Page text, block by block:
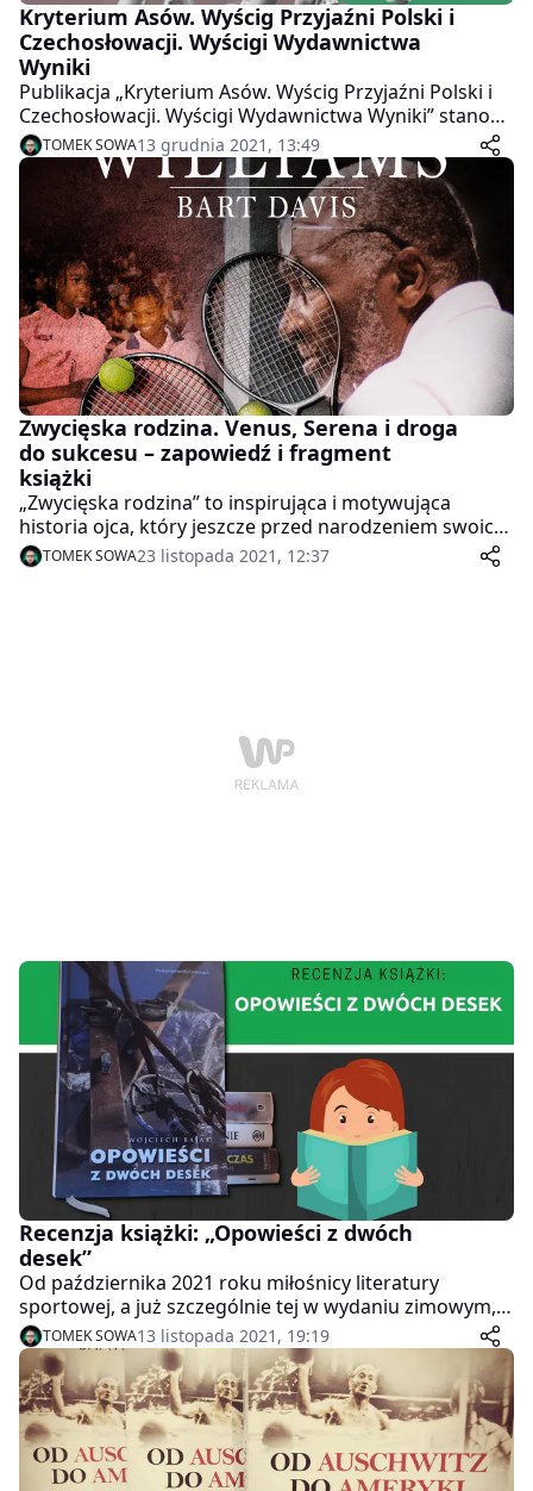
Kryterium Asów. Wyścig Przyjaźni Polski i
Czechosłowacji. Wyścigi Wydawnictwa
Wyniki
Publikacja „Kryterium Asów. Wyścig Przyjaźni Polski i
Czechosłowacji. Wyścigi Wydawnictwa Wyniki” stanowi
mariaż ogromnej wiedzy sportowej red. Henryka
Grzonki i bogatych zbiorów Biblioteki Śląskiej.
TOMEK SOWA13 grudnia 2021, 13:49
Zwycięska rodzina. Venus, Serena i droga
do sukcesu – zapowiedź i fragment
książki
„Zwycięska rodzina” to inspirująca i motywująca
historia ojca, który jeszcze przed narodzeniem swoich
córek – Venus i Sereny – przygotował dla nich odważny
plan na życie, który realizowany systematycznie i
TOMEK SOWA23 listopada 2021, 12:37
Recenzja książki: „Opowieści z dwóch
desek”
Od października 2021 roku miłośnicy literatury
sportowej, a już szczególnie tej w wydaniu zimowym,
mogą sięgnąć po „Opowieści z dwóch desek”
autorstwa Wojciecha Bajaka – książki nieprzeciętnej.
TOMEK SOWA13 listopada 2021, 19:19